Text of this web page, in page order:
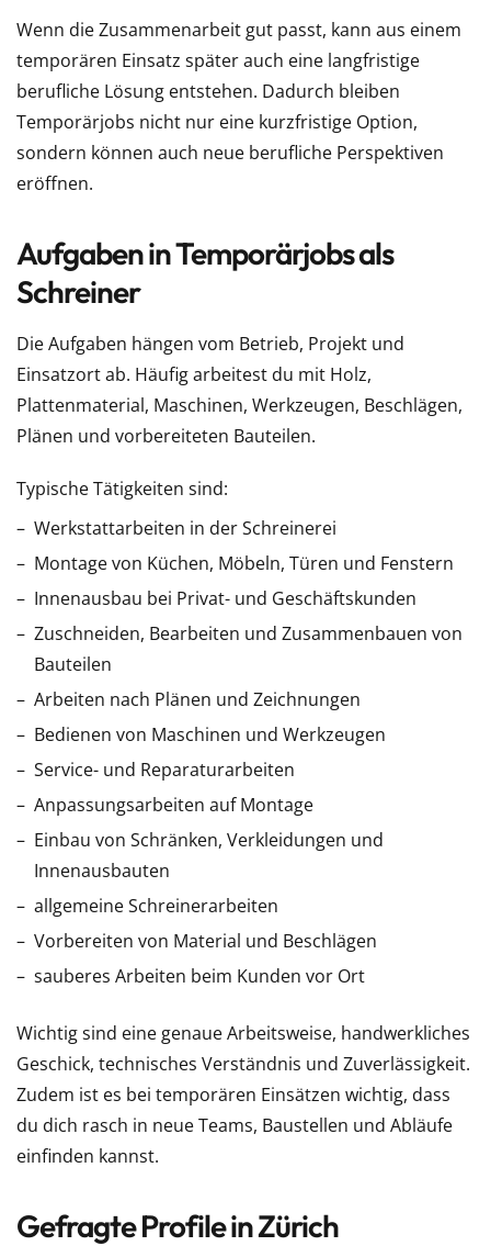
Wenn die Zusammenarbeit gut passt, kann aus einem
temporären Einsatz später auch eine langfristige
berufliche Lösung entstehen. Dadurch bleiben
Temporärjobs nicht nur eine kurzfristige Option,
sondern können auch neue berufliche Perspektiven
eröffnen.
Aufgaben in Temporärjobs als
Schreiner
Die Aufgaben hängen vom Betrieb, Projekt und
Einsatzort ab. Häufig arbeitest du mit Holz,
Plattenmaterial, Maschinen, Werkzeugen, Beschlägen,
Plänen und vorbereiteten Bauteilen.
Typische Tätigkeiten sind:
Werkstattarbeiten in der Schreinerei
Montage von Küchen, Möbeln, Türen und Fenstern
Innenausbau bei Privat- und Geschäftskunden
Zuschneiden, Bearbeiten und Zusammenbauen von
Bauteilen
Arbeiten nach Plänen und Zeichnungen
Bedienen von Maschinen und Werkzeugen
Service- und Reparaturarbeiten
Anpassungsarbeiten auf Montage
Einbau von Schränken, Verkleidungen und
Innenausbauten
allgemeine Schreinerarbeiten
Vorbereiten von Material und Beschlägen
sauberes Arbeiten beim Kunden vor Ort
Wichtig sind eine genaue Arbeitsweise, handwerkliches
Geschick, technisches Verständnis und Zuverlässigkeit.
Zudem ist es bei temporären Einsätzen wichtig, dass
du dich rasch in neue Teams, Baustellen und Abläufe
einfinden kannst.
Gefragte Profile in Zürich